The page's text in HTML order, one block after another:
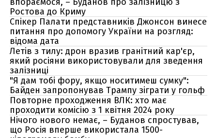
Ростова до Криму
Спікер Палати представників Джонсон винесе
питання про допомогу України на розгляд:
відома дата
Летів з тилу: дрон вразив гранітний кар'єр,
який росіяни використовували для зведення
залізниці
"Я дам тобі фору, якщо носитимеш сумку":
Байден запропонував Трампу зіграти у гольф
Повторне проходження ВЛК: хто має
проходити комісію з 1 квітня 2024 року
Нічого нового немає, – Буданов спростував,
що Росія вперше використала 1500-